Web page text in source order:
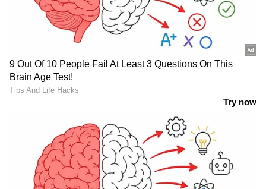
അനായാസമല്ല, ശ്രീശാന്തെടുത്ത ക്യാച്ചിന്റെ
വില ഇന്നറിയുന്നു! ചര്‍ച്ചയായി 2007 ടി20
2021 ടി20 ലോകകപ്പില്‍ പാകിസ്ഥാനെതിരെ
പരാജയപ്പെട്ടപ്പോള്‍ ഏറ്റവും കൂടുതല്‍
പഴിക്കേട്ടത് ഷമിയായിരുന്നു. ഷമിയോട്